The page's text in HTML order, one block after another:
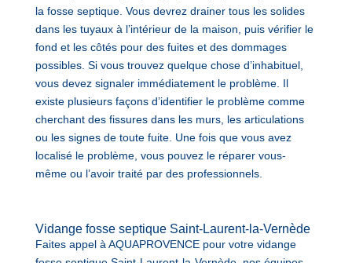
la fosse septique. Vous devrez drainer tous les solides
dans les tuyaux à l’intérieur de la maison, puis vérifier le
fond et les côtés pour des fuites et des dommages
possibles. Si vous trouvez quelque chose d’inhabituel,
vous devez signaler immédiatement le problème. Il
existe plusieurs façons d’identifier le problème comme
cherchant des fissures dans les murs, les articulations
ou les signes de toute fuite. Une fois que vous avez
localisé le problème, vous pouvez le réparer vous-
même ou l’avoir traité par des professionnels.
Vidange fosse septique Saint-Laurent-la-Vernède
Faites appel à AQUAPROVENCE pour votre vidange